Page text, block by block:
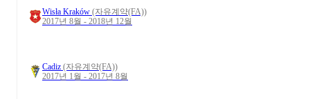
Wisła Kraków (자유계약(FA))
2017년 8월 - 2018년 12월
Cadiz (자유계약(FA))
2017년 1월 - 2017년 8월